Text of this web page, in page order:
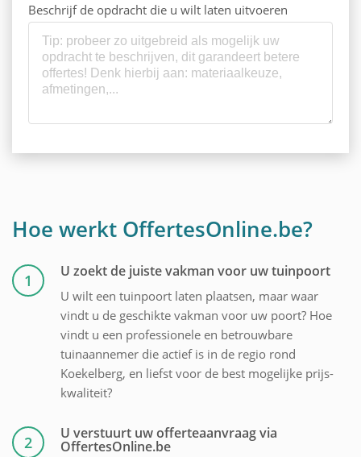
Beschrijf de opdracht die u wilt laten uitvoeren
Hoe werkt OffertesOnline.be?
1 U zoekt de juiste vakman voor uw tuinpoort
U wilt een tuinpoort laten plaatsen, maar waar
vindt u de geschikte vakman voor uw poort? Hoe
vindt u een professionele en betrouwbare
tuinaannemer die actief is in de regio rond
Koekelberg, en liefst voor de best mogelijke prijs-
kwaliteit?
2 U verstuurt uw offerteaanvraag via
OffertesOnline.be